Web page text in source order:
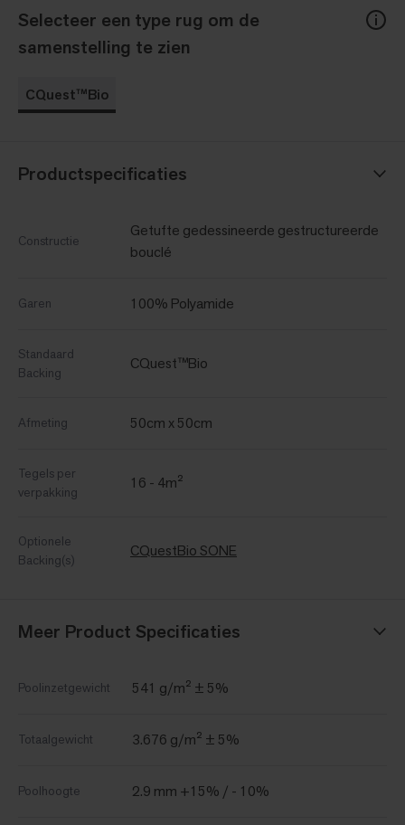
Selecteer een type rug om de
samenstelling te zien
CQuest™Bio
Productspecificaties
Constructie
Getufte gedessineerde gestructureerde
bouclé
Garen 100% Polyamide
Standaard
Backing
CQuest™Bio
Afmeting 50cm x 50cm
Tegels per
verpakking
16 - 4m²
Optionele
Backing(s)
CQuestBio SONE
Meer Product Specificaties
Poolinzetgewicht 541 g/m² ± 5%
Totaalgewicht 3.676 g/m² ± 5%
Poolhoogte 2.9 mm +15% / - 10%